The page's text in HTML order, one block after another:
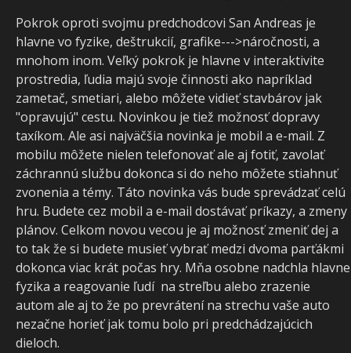
Pokrok oproti svojmu predchodcovi San Andreas je
hlavne vo fyzike, deštrukcií, grafike--->náročnosti, a
mnohom inom. Veľký pokrok je hlavne v interaktivite
prostredia, ľudia majú svoje činnosti ako napríklad
zametač, smetiari, alebo môžete vidieť stavbárov jak
"opravujú" cestu. Novinkou je tiež možnosť dopravy
taxíkom. Ale asi najväčšia novinka je mobil a e-mail. Z
mobilu môžete nielen telefonovať ale aj fotiť, zavolať
záchrannú službu dokonca si do neho môžete stiahnuť
zvonenia a témy. Táto novinka vás bude sprevádzať celú
hru. Budete cez mobil a e-mail dostávať príkazy, a zmeny
plánov. Celkom novou vecou je aj možnosť zmeniť dej a
to tak že si budete musieť vybrať medzi dvoma parťákmi
dokonca viac krát počas hry. Mňa osobne nadchla hlavne
fyzika a reagovanie ľudí na streľbu alebo zrazenie
autom ale aj to že po prevrátení na strechu vaše auto
nezačne horieť jak tomu bolo pri predchádzajúcich
dieloch.